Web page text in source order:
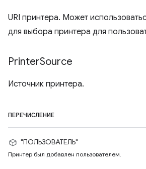
URI принтера. Может
для выбора принтера для
PrinterSource
Источник принтера.
ПЕРЕЧИСЛЕНИЕ
"ПОЛЬЗОВАТЕЛЬ"
Принтер был добавлен пользователем.